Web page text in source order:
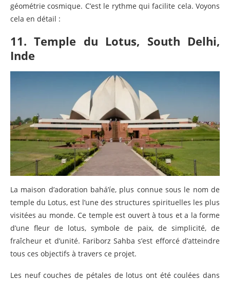
géométrie cosmique. C’est le rythme qui facilite cela. Voyons
cela en détail :
11. Temple du Lotus, South Delhi,
Inde
La maison d’adoration bahá’íe, plus connue sous le nom de
temple du Lotus, est l’une des structures spirituelles les plus
visitées au monde. Ce temple est ouvert à tous et a la forme
d’une fleur de lotus, symbole de paix, de simplicité, de
fraîcheur et d’unité. Fariborz Sahba s’est efforcé d’atteindre
tous ces objectifs à travers ce projet.
Les neuf couches de pétales de lotus ont été coulées dans